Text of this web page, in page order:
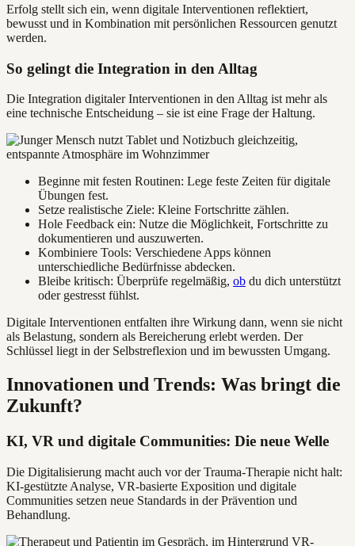
Erfolg stellt sich ein, wenn digitale Interventionen reflektiert,
bewusst und in Kombination mit persönlichen Ressourcen genutzt
werden.
So gelingt die Integration in den Alltag
Die Integration digitaler Interventionen in den Alltag ist mehr als
eine technische Entscheidung – sie ist eine Frage der Haltung.
Beginne mit festen Routinen: Lege feste Zeiten für digitale
Übungen fest.
Setze realistische Ziele: Kleine Fortschritte zählen.
Hole Feedback ein: Nutze die Möglichkeit, Fortschritte zu
dokumentieren und auszuwerten.
Kombiniere Tools: Verschiedene Apps können
unterschiedliche Bedürfnisse abdecken.
Bleibe kritisch: Überprüfe regelmäßig, ob du dich unterstützt
oder gestresst fühlst.
Digitale Interventionen entfalten ihre Wirkung dann, wenn sie nicht
als Belastung, sondern als Bereicherung erlebt werden. Der
Schlüssel liegt in der Selbstreflexion und im bewussten Umgang.
Innovationen und Trends: Was bringt die
Zukunft?
KI, VR und digitale Communities: Die neue Welle
Die Digitalisierung macht auch vor der Trauma-Therapie nicht halt:
KI-gestützte Analyse, VR-basierte Exposition und digitale
Communities setzen neue Standards in der Prävention und
Behandlung.